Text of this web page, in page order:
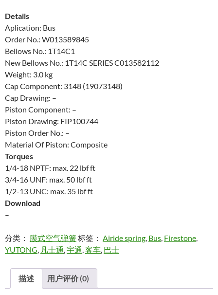
Details
Aplication: Bus
Order No.: W013589845
Bellows No.: 1T14C1
New Bellows No.: 1T14C SERIES C013582112
Weight: 3.0 kg
Cap Component: 3148 (19073148)
Cap Drawing: –
Piston Component: –
Piston Drawing: FIP100744
Piston Order No.: –
Material Of Piston: Composite
Torques
1/4-18 NPTF: max. 22 lbf ft
3/4-16 UNF: max. 50 lbf ft
1/2-13 UNC: max. 35 lbf ft
Download
–
分类： 膜式空气弹簧标签： Airide spring, Bus, Firestone,
YUTONG, 凡士通,宇通,客车, 巴士
描述 用户评价 (0)